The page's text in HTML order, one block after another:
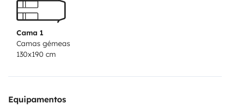
Cama 1
Camas gémeas
130x190 cm
Equipamentos